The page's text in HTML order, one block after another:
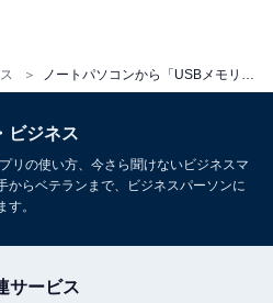
ノートパソコンから「USBメモリ」をいきなり抜いても問題ない？【パソコンのプロが回答】
ビジネス
リの使い方、今さら聞けないビジネスマ
からベテランまで、ビジネスパーソンに
。
サービス